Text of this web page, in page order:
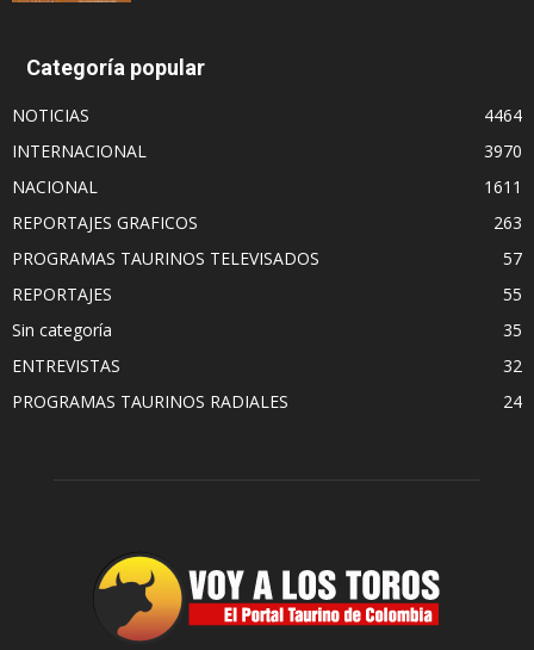
Categoría popular
NOTICIAS
4464
INTERNACIONAL
3970
NACIONAL
1611
REPORTAJES GRAFICOS
263
PROGRAMAS TAURINOS TELEVISADOS
57
REPORTAJES
55
Sin categoría
35
ENTREVISTAS
32
PROGRAMAS TAURINOS RADIALES
24